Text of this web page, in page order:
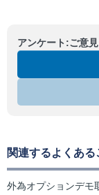
アンケート:ご意
関連するよくある
外為オプションデモ